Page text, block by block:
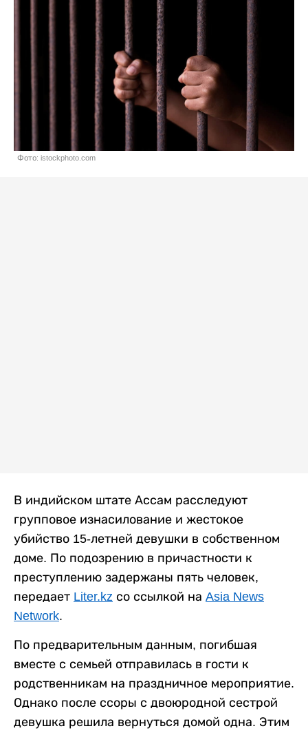
Фото: istockphoto.com
В индийском штате Ассам расследуют
групповое изнасилование и жестокое
убийство 15-летней девушки в собственном
доме. По подозрению в причастности к
преступлению задержаны пять человек,
передает Liter.kz со ссылкой на Asia News
Network.
По предварительным данным, погибшая
вместе с семьей отправилась в гости к
родственникам на праздничное мероприятие.
Однако после ссоры с двоюродной сестрой
девушка решила вернуться домой одна. Этим